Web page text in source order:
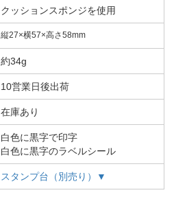
クッションスポンジを使用
縦27×横57×高さ58mm
約34g
10営業日後出荷
在庫あり
白色に黒字で印字
白色に黒字のラベルシール
スタンプ台（別売り）▼